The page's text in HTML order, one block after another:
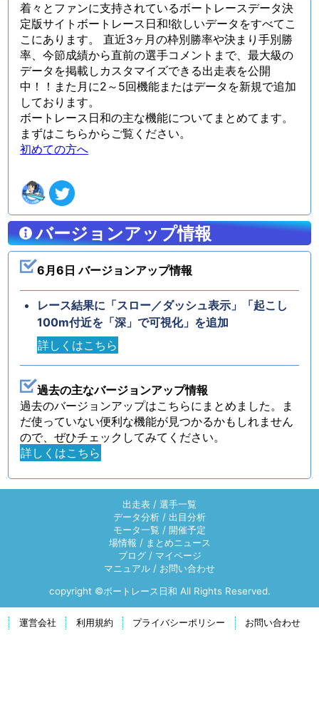
着々とファンに支持されているボートレースデータ決
定版サイトボートレース日和!欲しいデータをすべてこ
こにあります。 直近3ヶ月の枠別勝率や決まり手別勝
率、今節成績から直前の選手コメントまで、最大級の
データを掲載しカスタマイズできる出走表を公開
中！！また月に2～5回機能またはデータを新規で追加
しております。
ボートレース日和の主な機能についてまとめてます。
まずはこちらからご覧ください。
初めての方へ
バージョンアップ情報
6月6日 バージョンアップ情報
レース結果に「スロー／ダッシュ表示」「起こし
100m付近を「深」で可視化」を追加
詳しくはこちら
過去の主なバージョンアップ情報
過去のバージョンアップはこちらにまとめました。ま
だ使っていない便利な機能が見つかるかもしれません
ので、ぜひチェックしてみてください。
詳しくはこちら
出走表 / 選手一覧
データ分析 / 出目分析
モータ一覧 / 開催予定
場情報 / まとめニュース
ブログ/ マイページ
マニュアル / お問い合わせ
copyright ©ボートレース日和 All Rights Reserved.
運営会社 利用規約 プライバシーポリシー お問い合わせ